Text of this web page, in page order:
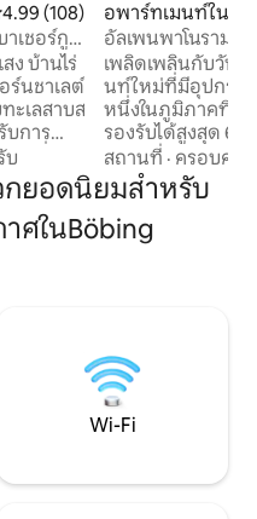
แนนเฉลี่ย 4.99 จาก 5, 108 รีวิว
4.99 (108)
เชอร์กู
ไร่
ร์นชาเลต์
ะเลสาบส
าศที่
ม่ำเสมอ
บ
อพาร์ทเมนท์ใน
อัลเพนพาโนรามา
เพลิดเพลินกับวัน
นท์ใหม่ที่มีอุปกรณ์
หนึ่งในภูมิภาคที่สว
รองรับได้สูงสุด 6
1 คน) คุณจะได้พบ
แสนสุขที่นี่ หรือหา
สัมผัสการผจญภัย
กับพระอาทิตย์ตก
ระเบียงของคุณ คุ
สถานที่ · ครอบครัว
กยอดนิยมสำหรับ
ศในBöbing
Wi-Fi